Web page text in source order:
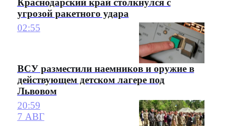
угрозой ракетного удара
02:55
ВСУ разместили наемников и оружие в
действующем детском лагере под
Львовом
20:59
7 АВГ